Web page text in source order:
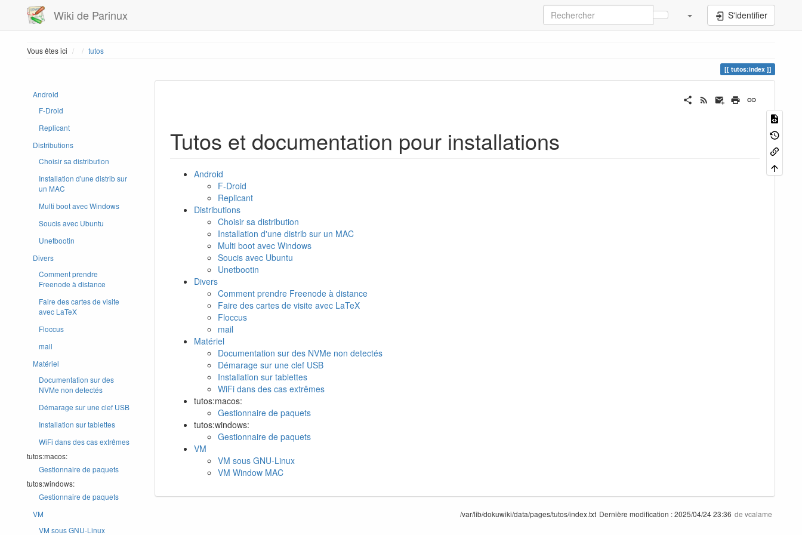
Wiki de Parinux S'identifier
Vous êtes ici Home
tutos
tutos:index
Android
F-Droid
Replicant
Distributions
Choisir sa distribution
Installation d'une distrib sur
un MAC
Multi boot avec Windows
Soucis avec Ubuntu
Unetbootin
Divers
Comment prendre
Freenode à distance
Faire des cartes de visite
avec LaTeX
Floccus
mail
Matériel
Documentation sur des
NVMe non detectés
Démarage sur une clef USB
Installation sur tablettes
WiFi dans des cas extrêmes
tutos:macos:
Gestionnaire de paquets
tutos:windows:
Gestionnaire de paquets
VM
VM sous GNU-Linux
Tutos et documentation pour installations
Android
F-Droid
Replicant
Distributions
Choisir sa distribution
Installation d'une distrib sur un MAC
Multi boot avec Windows
Soucis avec Ubuntu
Unetbootin
Divers
Comment prendre Freenode à distance
Faire des cartes de visite avec LaTeX
Floccus
mail
Matériel
Documentation sur des NVMe non detectés
Démarage sur une clef USB
Installation sur tablettes
WiFi dans des cas extrêmes
tutos:macos:
Gestionnaire de paquets
tutos:windows:
Gestionnaire de paquets
VM
VM sous GNU-Linux
VM Window MAC
/var/lib/dokuwiki/data/pages/tutos/index.txt Dernière modification :2025/04/24 23:36 de vcalame